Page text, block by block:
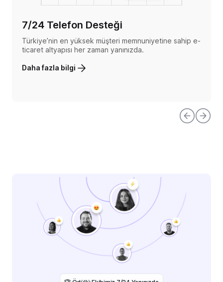
7/24 Telefon Desteği
Türkiye’nin en yüksek müşteri memnuniyetine sahip e-
ticaret altyapısı her zaman yanınızda.
Daha fazla bilgi